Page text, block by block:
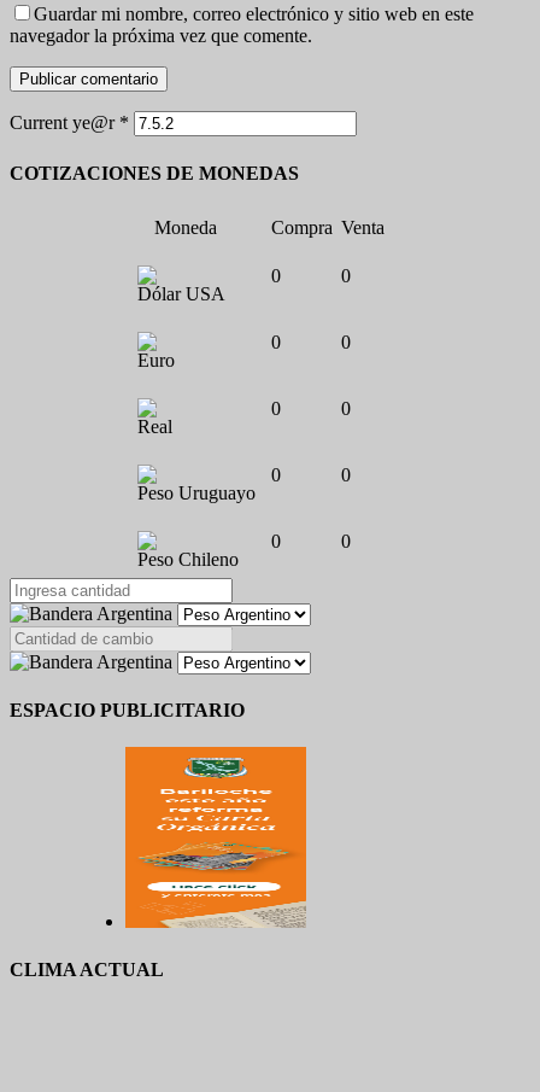
Guardar mi nombre, correo electrónico y sitio web en este
navegador la próxima vez que comente.
Current ye@r *
COTIZACIONES DE MONEDAS
Moneda Compra Venta
Dólar USA
0 0
Euro
0 0
Real
0 0
Peso Uruguayo
0 0
Peso Chileno
0 0
ESPACIO PUBLICITARIO
CLIMA ACTUAL